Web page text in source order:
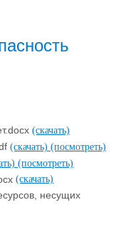
(скачать)
(скачать) (посмотреть)
(посмотреть)
(скачать)
несущих